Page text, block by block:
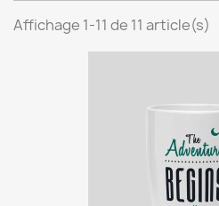
Affichage 1-11 de 11 article(s)